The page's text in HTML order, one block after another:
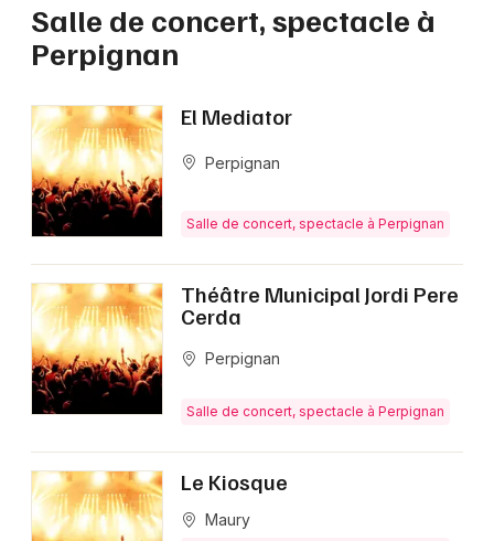
Salle de concert, spectacle à
Perpignan
El Mediator
Perpignan
Salle de concert, spectacle à Perpignan
Théâtre Municipal Jordi Pere
Cerda
Perpignan
Salle de concert, spectacle à Perpignan
Le Kiosque
Maury